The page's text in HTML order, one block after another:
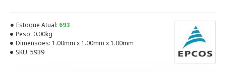
Estoque Atual: 693
Peso: 0.00kg
Dimensões: 1.00mm x 1.00mm x 1.00mm
SKU: 5939